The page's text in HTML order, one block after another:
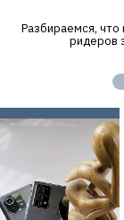
Разбираемся, что
ридеров